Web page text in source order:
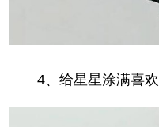
4、给星星涂满喜欢